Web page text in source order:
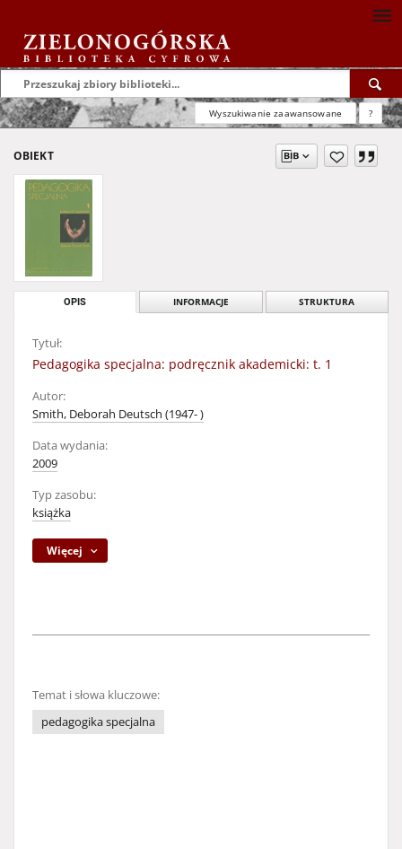
Wyszukiwanie zaawansowane ?
OBIEKT
OPIS INFORMACJE STRUKTURA
Tytuł:
Pedagogika specjalna: podręcznik akademicki: t. 1
Autor:
Smith, Deborah Deutsch (1947- )
Data wydania:
2009
Typ zasobu:
książka
Więcej
Temat i słowa kluczowe:
pedagogika specjalna